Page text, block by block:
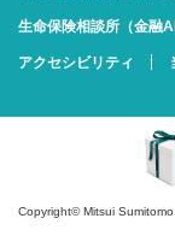
生命保険相談所（金融
アクセシビリティ
Copyright© Mitsui